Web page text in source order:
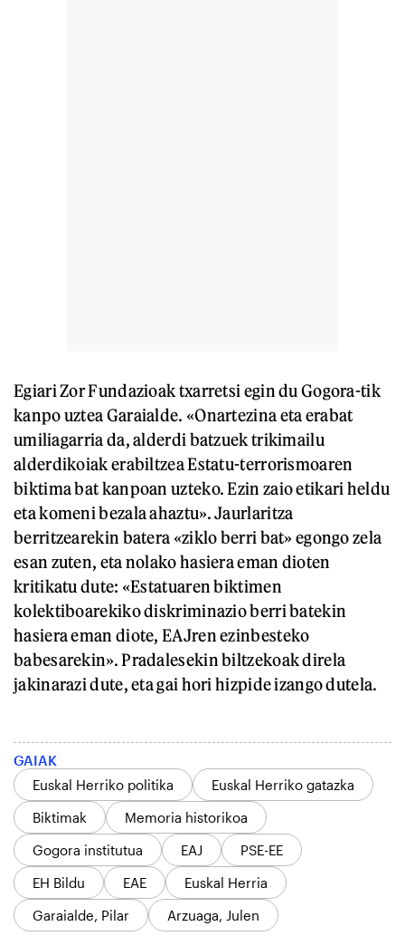
Egiari Zor Fundazioak txarretsi egin du Gogora-tik
kanpo uztea Garaialde. «Onartezina eta erabat
umiliagarria da, alderdi batzuek trikimailu
alderdikoiak erabiltzea Estatu-terrorismoaren
biktima bat kanpoan uzteko. Ezin zaio etikari heldu
eta komeni bezala ahaztu». Jaurlaritza
berritzearekin batera «ziklo berri bat» egongo zela
esan zuten, eta nolako hasiera eman dioten
kritikatu dute: «Estatuaren biktimen
kolektiboarekiko diskriminazio berri batekin
hasiera eman diote, EAJren ezinbesteko
babesarekin». Pradalesekin biltzekoak direla
jakinarazi dute, eta gai hori hizpide izango dutela.
GAIAK
Euskal Herriko politika
Euskal Herriko gatazka
Biktimak
Memoria historikoa
Gogora institutua
EAJ
PSE-EE
EH Bildu
EAE
Euskal Herria
Garaialde, Pilar
Arzuaga, Julen